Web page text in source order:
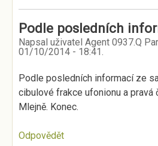
Podle posledních
Napsal uživatel Agent 0937.Q
01/10/2014 - 18:41.
Podle posledních informací ze
cibulové frakce ufonionu a pravá
Mlejně. Konec.
Odpovědět